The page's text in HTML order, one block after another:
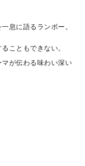
息に語るランボー。
こともできない。
が伝わる味わい深い